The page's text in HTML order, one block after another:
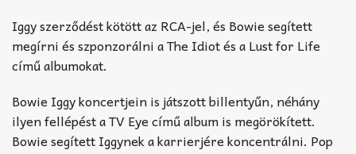
Iggy szerződést kötött az RCA-jel, és Bowie segített
megírni és szponzorálni a The Idiot és a Lust for Life
című albumokat.
Bowie Iggy koncertjein is játszott billentyűn, néhány
ilyen fellépést a TV Eye című album is megörökített.
Bowie segített Iggynek a karrierjére koncentrálni. Pop